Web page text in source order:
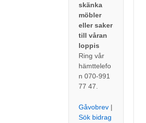
skänka
möbler
eller saker
till våran
loppis
Ring vår
hämttelefo
n 070-991
77 47.
Gåvobrev |
Sök bidrag